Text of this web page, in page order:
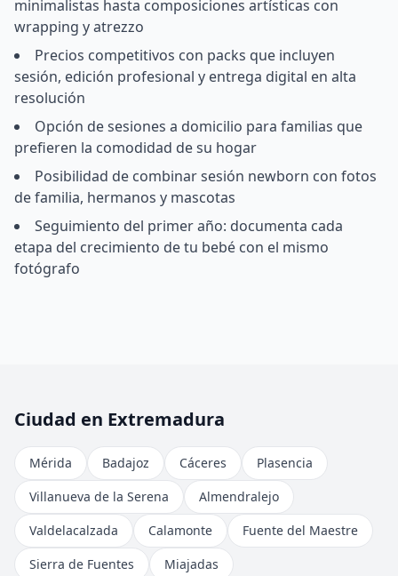
minimalistas hasta composiciones artísticas con
wrapping y atrezzo
Precios competitivos con packs que incluyen
sesión, edición profesional y entrega digital en alta
resolución
Opción de sesiones a domicilio para familias que
prefieren la comodidad de su hogar
Posibilidad de combinar sesión newborn con fotos
de familia, hermanos y mascotas
Seguimiento del primer año: documenta cada
etapa del crecimiento de tu bebé con el mismo
fotógrafo
Ciudad en Extremadura
Mérida Badajoz Cáceres
Plasencia
Villanueva de la Serena
Almendralejo
Valdelacalzada
Calamonte
Fuente del Maestre
Sierra de Fuentes
Miajadas